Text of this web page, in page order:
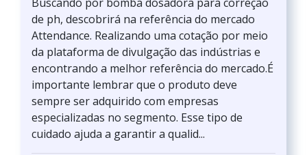
de ph, descobrirá na referência do mercado
Attendance. Realizando uma cotação por meio
da plataforma de divulgação das indústrias e
encontrando a melhor referência do mercado.É
importante lembrar que o produto deve
sempre ser adquirido com empresas
especializadas no segmento. Esse tipo de
cuidado ajuda a garantir a qualid...